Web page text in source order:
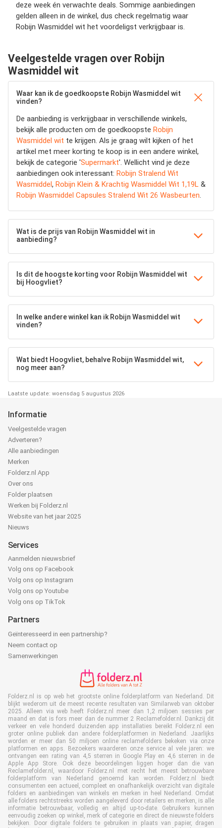
deze week én verwachte deals. Sommige aanbiedingen
gelden alleen in de winkel, dus check regelmatig waar
Robijn Wasmiddel wit het voordeligst verkrijgbaar is.
Veelgestelde vragen over Robijn
Wasmiddel wit
Waar kan ik de goedkoopste Robijn Wasmiddel wit
vinden?
De aanbieding is verkrijgbaar in verschillende winkels,
bekijk alle producten om de goedkoopste Robijn
Wasmiddel wit te krijgen. Als je graag wilt kijken of het
artikel met meer korting te koop is in een andere winkel,
bekijk de categorie 'Supermarkt'. Wellicht vind je deze
aanbiedingen ook interessant: Robijn Stralend Wit
Wasmiddel, Robijn Klein & Krachtig Wasmiddel Wit 1,19L &
Robijn Wasmiddel Capsules Stralend Wit 26 Wasbeurten.
Wat is de prijs van Robijn Wasmiddel wit in
aanbieding?
Is dit de hoogste korting voor Robijn Wasmiddel wit
bij Hoogvliet?
In welke andere winkel kan ik Robijn Wasmiddel wit
vinden?
Wat biedt Hoogvliet, behalve Robijn Wasmiddel wit,
nog meer aan?
Laatste update: woensdag 5 augustus 2026
Informatie
Veelgestelde vragen
Adverteren?
Alle aanbiedingen
Merken
Folderz.nl App
Over ons
Folder plaatsen
Werken bij Folderz.nl
Website van het jaar 2025
Nieuws
Services
Aanmelden nieuwsbrief
Volg ons op Facebook
Volg ons op Instagram
Volg ons op Youtube
Volg ons op TikTok
Partners
Geïnteresseerd in een partnership?
Neem contact op
Samenwerkingen
Folderz.nl is op web het grootste online folderplatform van Nederland. Dit
blijkt wederom uit de meest recente resultaten van Similarweb van oktober
2025. Alleen via web heeft Folderz.nl meer dan 1,2 miljoen sessies per
maand en dat is fors meer dan de nummer 2 Reclamefolder.nl. Dankzij dit
verkeer en vele honderd duizenden app installaties bereikt Folderz.nl een
groter online publiek dan andere folderplatformen in Nederland. Jaarlijks
worden er meer dan 50 miljoen online reclamefolders bekeken via onze
platformen en apps. Bezoekers waarderen onze service al vele jaren: we
ontvangen een rating van 4,5 sterren in Google Play en 4,6 sterren in de
Apple App Store. Ook deze beoordelingen liggen hoger dan die van
Reclamefolder.nl, waardoor Folderz.nl met recht het meest betrouwbare
folderplatform van Nederland genoemd kan worden. Folderz.nl biedt
consumenten een actueel, compleet en onafhankelijk overzicht van digitale
folders en aanbiedingen van winkels en merken in heel Nederland. Omdat
alle folders rechtstreeks worden aangeleverd door retailers en merken, is alle
informatie betrouwbaar, volledig en altijd up-to-date. Gebruikers kunnen
eenvoudig zoeken op winkel, merk of categorie en direct de nieuwste folders
bekijken. Door digitale folders te gebruiken in plaats van papier, dragen